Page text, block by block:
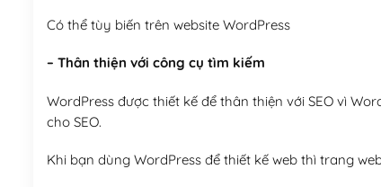
Có thể tùy biến trên website WordPress
– Thân thiện với công cụ tìm kiếm
WordPress được thiết kế để thân thiện với SEO vì
cho SEO.
Khi bạn dùng WordPress để thiết kế web thì trang